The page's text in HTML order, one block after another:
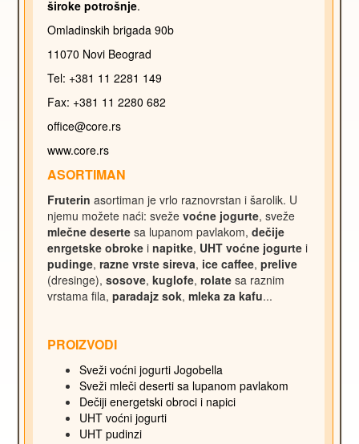
široke potrošnje.
Omladinskih brigada 90b
11070 Novi Beograd
Tel: +381 11 2281 149
Fax: +381 11 2280 682
office@core.rs
www.core.rs
ASORTIMAN
Fruterin asortiman je vrlo raznovrstan i šarolik. U
njemu možete naći: sveže voćne jogurte, sveže
mlečne deserte sa lupanom pavlakom, dečije
enrgetske obroke i napitke, UHT voćne jogurte i
pudinge, razne vrste sireva, ice caffee, prelive
(dresinge), sosove, kuglofe, rolate sa raznim
vrstama fila, paradajz sok, mleka za kafu...
PROIZVODI
Sveži voćni jogurti Jogobella
Sveži mleči deserti sa lupanom pavlakom
Dečiji energetski obroci i napici
UHT voćni jogurti
UHT pudinzi